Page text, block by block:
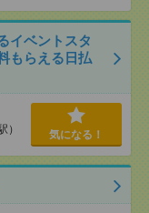
イベントスタ
もらえる日払
） 気になる！